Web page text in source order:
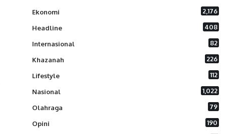
Ekonomi 2,176
Headline 408
Internasional 82
Khazanah 226
Lifestyle 112
Nasional 1,022
Olahraga 79
Opini 190